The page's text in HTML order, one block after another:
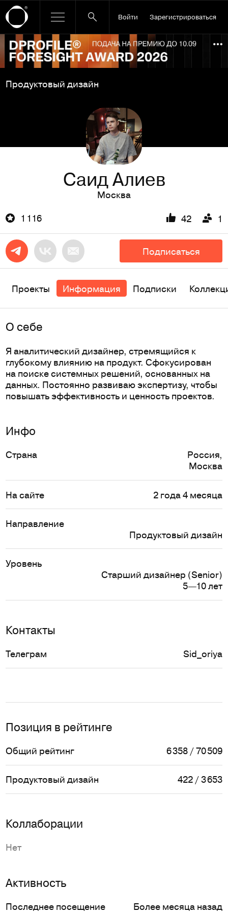
Войти Зарегистрироваться
Ссылка баннера
Продуктовый дизайн
Саид Алиев
Москва
1 116
42 1
Подписаться
Проекты Информация Подписки
Инфо
Страна Россия,
Москва
На сайте 2 года 4 месяца
Направление
Продуктовый дизайн
Уровень
Старший дизайнер (Senior)
5—10 лет
Контакты
Телеграм Sid_oriya
O себе
Я аналитический дизайнер, стремящийся к
глубокому влиянию на продукт. Сфокусирован
на поиске системных решений, основанных на
данных. Постоянно развиваю экспертизу, чтобы
повышать эффективность и ценность проектов.
Позиция в рейтинге
Общий рейтинг 6 358 / 70 509
Продуктовый дизайн 422 / 3 653
Коллаборации
Нет
Активность
Последнее посещение Более месяца назад